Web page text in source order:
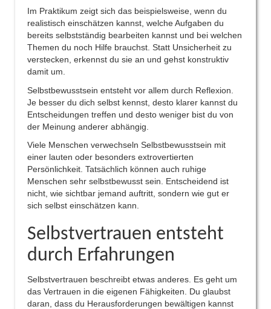
Im Praktikum zeigt sich das beispielsweise, wenn du
realistisch einschätzen kannst, welche Aufgaben du
bereits selbstständig bearbeiten kannst und bei welchen
Themen du noch Hilfe brauchst. Statt Unsicherheit zu
verstecken, erkennst du sie an und gehst konstruktiv
damit um.
Selbstbewusstsein entsteht vor allem durch Reflexion.
Je besser du dich selbst kennst, desto klarer kannst du
Entscheidungen treffen und desto weniger bist du von
der Meinung anderer abhängig.
Viele Menschen verwechseln Selbstbewusstsein mit
einer lauten oder besonders extrovertierten
Persönlichkeit. Tatsächlich können auch ruhige
Menschen sehr selbstbewusst sein. Entscheidend ist
nicht, wie sichtbar jemand auftritt, sondern wie gut er
sich selbst einschätzen kann.
Selbstvertrauen entsteht
durch Erfahrungen
Selbstvertrauen beschreibt etwas anderes. Es geht um
das Vertrauen in die eigenen Fähigkeiten. Du glaubst
daran, dass du Herausforderungen bewältigen kannst